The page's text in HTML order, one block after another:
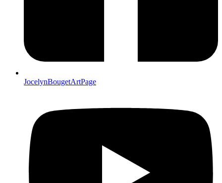
JocelynBougetArtPage